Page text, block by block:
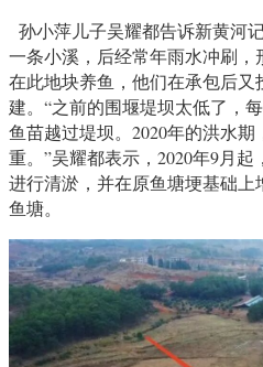
孙小萍儿子吴耀都告诉新黄河
一条小溪，后经常年雨水冲刷
在此地块养鱼，他们在承包后
建。“之前的围堰堤坝太低了，
鱼苗越过堤坝。2020年的洪水
重。”吴耀都表示，2020年9月
进行清淤，并在原鱼塘埂基础
鱼塘。